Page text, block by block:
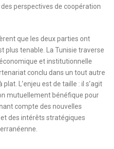
perspectives de coopération
que les deux parties ont
plus tenable. La Tunisie traverse
et institutionnelle
conclu dans un tout autre
L’enjeu est de taille : il s’agit
mutuellement bénéfique pour
compte des nouvelles
des intérêts stratégiques